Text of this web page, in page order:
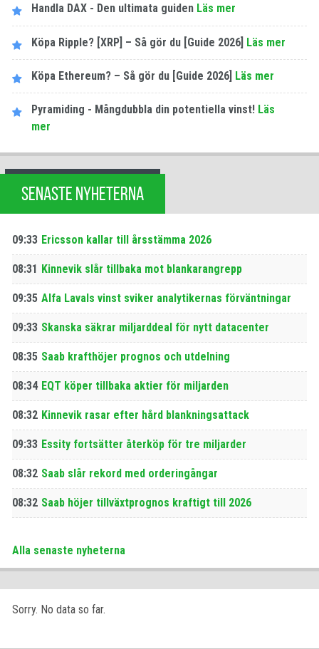
Handla DAX - Den ultimata guiden Läs mer
Köpa Ripple? [XRP] – Så gör du [Guide 2026] Läs mer
Köpa Ethereum? – Så gör du [Guide 2026] Läs mer
Pyramiding - Mångdubbla din potentiella vinst! Läs
mer
SENASTE NYHETERNA
09:33 Ericsson kallar till årsstämma 2026
08:31 Kinnevik slår tillbaka mot blankarangrepp
09:35 Alfa Lavals vinst sviker analytikernas förväntningar
09:33 Skanska säkrar miljarddeal för nytt datacenter
08:35 Saab krafthöjer prognos och utdelning
08:34 EQT köper tillbaka aktier för miljarden
08:32 Kinnevik rasar efter hård blankningsattack
09:33 Essity fortsätter återköp för tre miljarder
08:32 Saab slår rekord med orderingångar
08:32 Saab höjer tillväxtprognos kraftigt till 2026
Alla senaste nyheterna
Sorry. No data so far.